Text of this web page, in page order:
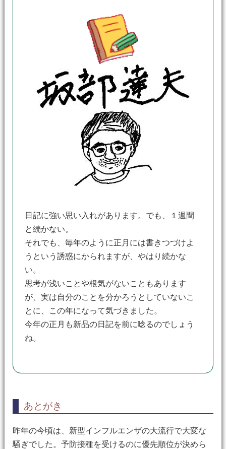
日記に強い思い入れがあります。でも、１週間
と続かない。
それでも、毎年のように正月には書きつづけよ
うという誘惑にかられますが、やはり続かな
い。
思考が浅いことや根気がないこともあります
が、実は自分のことを分かろうとしていないこ
とに、この年になって気づきました。
今年の正月も新品の日記を前に唸るのでしょう
ね。
あとがき
昨年の今頃は、新型インフルエンザの大流行で大変な
騒ぎでした。予防接種を受けるのに優先順位が決めら